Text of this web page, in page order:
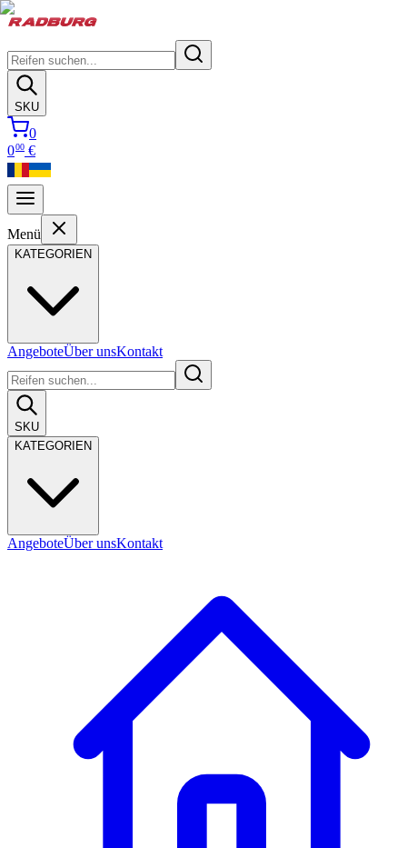
SKU
0
000 €
Menü
KATEGORIEN
AngeboteÜber unsKontakt
SKU
KATEGORIEN
AngeboteÜber unsKontakt